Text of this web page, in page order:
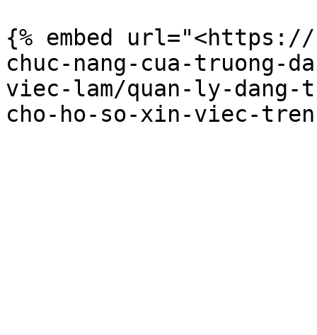
{% embed
chuc-nang-cua-truong-
viec-lam/quan-ly-